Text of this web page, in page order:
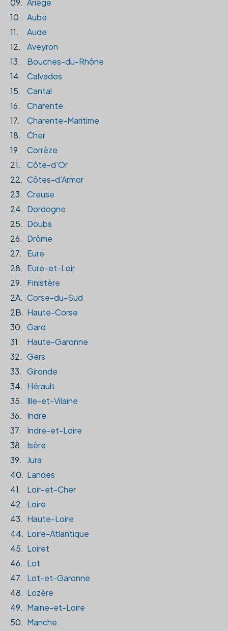
09. Ariège
10.
Aube
11.
Aude
12.
Aveyron
13.
Bouches-du-Rhône
14.
Calvados
15.
Cantal
16.
Charente
17.
Charente-Maritime
18.
Cher
19.
Corrèze
21.
Côte-d'Or
22. Côtes-d'Armor
23. Creuse
24. Dordogne
25. Doubs
26. Drôme
27.
Eure
28. Eure-et-Loir
29. Finistère
2A. Corse-du-Sud
2B. Haute-Corse
30. Gard
31.
Haute-Garonne
32. Gers
33. Gironde
34. Hérault
35. Ille-et-Vilaine
36.
Indre
37.
Indre-et-Loire
38. Isère
39.
Jura
40. Landes
41.
Loir-et-Cher
42. Loire
43. Haute-Loire
44. Loire-Atlantique
45. Loiret
46. Lot
47. Lot-et-Garonne
48. Lozère
49. Maine-et-Loire
50. Manche